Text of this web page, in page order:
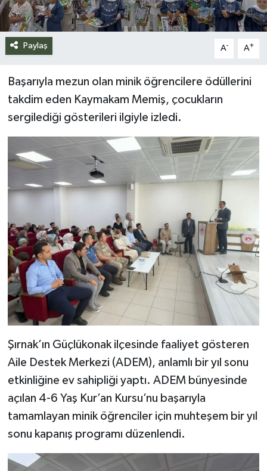
Paylaş A- A+
Başarıyla mezun olan minik öğrencilere ödüllerini
takdim eden Kaymakam Memiş, çocukların
sergilediği gösterileri ilgiyle izledi.
Şırnak’ın Güçlükonak ilçesinde faaliyet gösteren
Aile Destek Merkezi (ADEM), anlamlı bir yıl sonu
etkinliğine ev sahipliği yaptı. ADEM bünyesinde
açılan 4-6 Yaş Kur’an Kursu’nu başarıyla
tamamlayan minik öğrenciler için muhteşem bir yıl
sonu kapanış programı düzenlendi.